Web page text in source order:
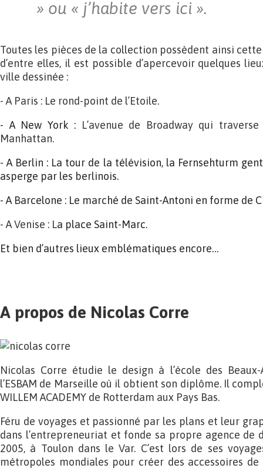
» ou « j’habite vers ici ».
Toutes les pièces de la collection possèdent ainsi
d’entre elles, il est possible d’apercevoir quelques
ville dessinée :
- A Paris : Le rond-point de l’Etoile.
- A New York : L’avenue de Broadway qui
Manhattan.
- A Berlin : La tour de la télévision, la Fernsehturm
asperge par les berlinois.
- A Barcelone : Le marché de Saint-Antoni en forme de
- A Venise : La place Saint-Marc.
Et bien d’autres lieux emblématiques encore…
A propos de Nicolas Corre
Nicolas Corre étudie le design à l’école des
l’ESBAM de Marseille où il obtient son diplôme. Il
WILLEM ACADEMY de Rotterdam aux Pays Bas.
Féru de voyages et passionné par les plans et leur
dans l’entrepreneuriat et fonde sa propre agence de
2005, à Toulon dans le Var. C’est lors de ses
métropoles mondiales pour créer des accessoires